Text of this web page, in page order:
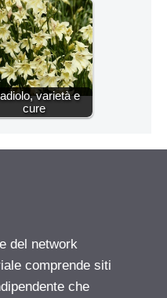
varietà e
cure
del network
comprende siti
che